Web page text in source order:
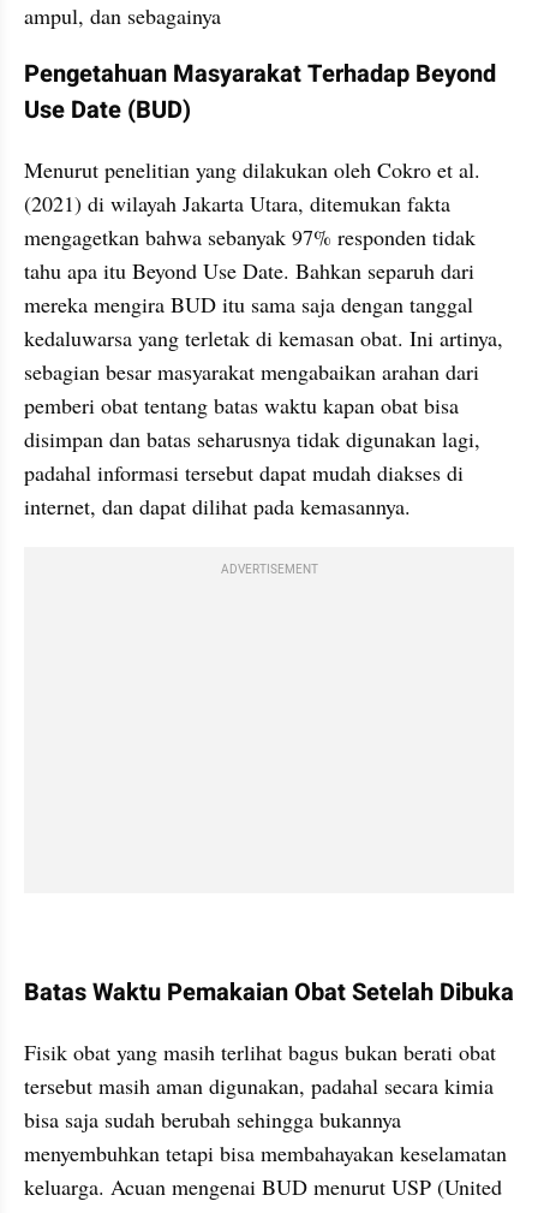
ampul, dan sebagainya
Pengetahuan Masyarakat Terhadap Beyond
Use Date (BUD)
Menurut penelitian yang dilakukan oleh Cokro et al.
(2021) di wilayah Jakarta Utara, ditemukan fakta
mengagetkan bahwa sebanyak 97% responden tidak
tahu apa itu Beyond Use Date. Bahkan separuh dari
mereka mengira BUD itu sama saja dengan tanggal
kedaluwarsa yang terletak di kemasan obat. Ini artinya,
sebagian besar masyarakat mengabaikan arahan dari
pemberi obat tentang batas waktu kapan obat bisa
disimpan dan batas seharusnya tidak digunakan lagi,
padahal informasi tersebut dapat mudah diakses di
internet, dan dapat dilihat pada kemasannya.
ADVERTISEMENT
Batas Waktu Pemakaian Obat Setelah Dibuka
Fisik obat yang masih terlihat bagus bukan berati obat
tersebut masih aman digunakan, padahal secara kimia
bisa saja sudah berubah sehingga bukannya
menyembuhkan tetapi bisa membahayakan keselamatan
keluarga. Acuan mengenai BUD menurut USP (United